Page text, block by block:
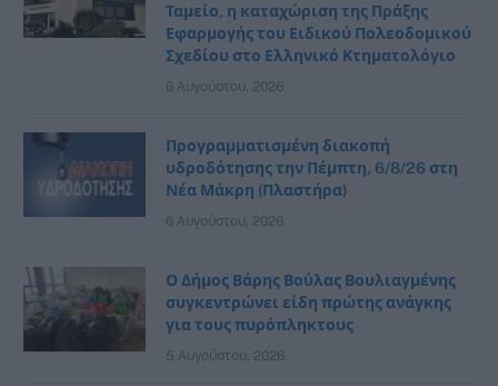
Ταμείο, η καταχώριση της Πράξης
Εφαρμογής του Ειδικού Πολεοδομικού
Σχεδίου στο Ελληνικό Κτηματολόγιο
6 Αυγούστου, 2026
Προγραμματισμένη διακοπή
υδροδότησης την Πέμπτη, 6/8/26 στη
Νέα Μάκρη (Πλαστήρα)
6 Αυγούστου, 2026
Ο Δήμος Βάρης Βούλας Βουλιαγμένης
συγκεντρώνει είδη πρώτης ανάγκης
για τους πυρόπληκτους
5 Αυγούστου, 2026